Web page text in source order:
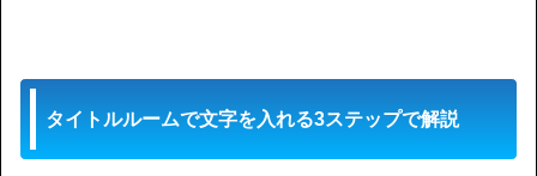
タイトルルームで文字を入れる3ステップで解説